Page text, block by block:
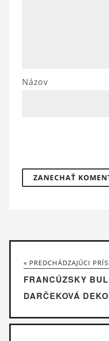
Názov
« PREDCHÁDZAJÚCI
FRANCÚZSKY
DARČEKOVÁ